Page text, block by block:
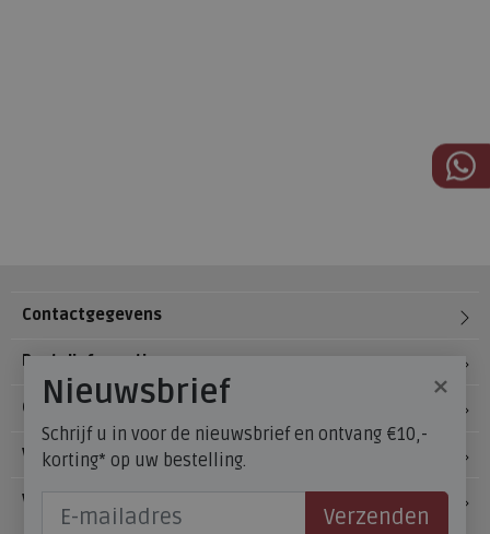
Contactgegevens
Bestelinformatie
Over Meijerink Schoenen
Voetzorg
Veelgestelde vragen
×
Nieuwsbrief
Schrijf u in voor de nieuwsbrief en ontvang €10,-
korting* op uw bestelling.
Verzenden